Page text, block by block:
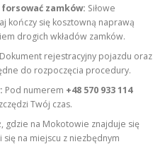
zamków: Siłowe
kończy się kosztowną naprawą
drogich wkładów zamków.
Dokument rejestracyjny pojazdu oraz
do rozpoczęcia procedury.
Pod numerem +48 570 933 114
Twój czas.
gdzie na Mokotowie znajduje się
się na miejscu z niezbędnym